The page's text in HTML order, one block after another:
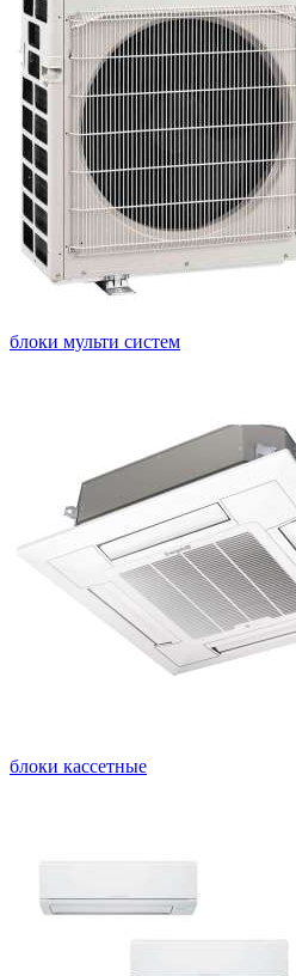
блоки мульти систем
блоки кассетные